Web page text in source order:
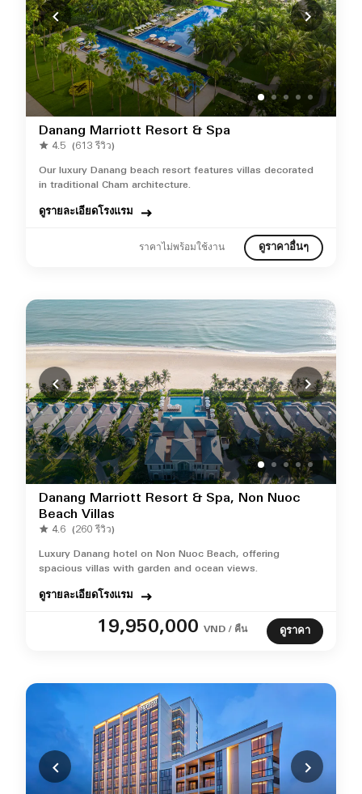
Danang Marriott Resort & Spa
4.5 (613 รีวิว)
Our luxury Danang beach resort features villas decorated
in traditional Cham architecture.
ดูรายละเอียดโรงแรม
ราคาไม่พร้อมใช้งาน ดูราคาอื่นๆ
Danang Marriott Resort & Spa, Non Nuoc
Beach Villas
4.6 (260 รีวิว)
Luxury Danang hotel on Non Nuoc Beach, offering
spacious villas with garden and ocean views.
ดูรายละเอียดโรงแรม
19,950,000 VND / คืน ดูราคา